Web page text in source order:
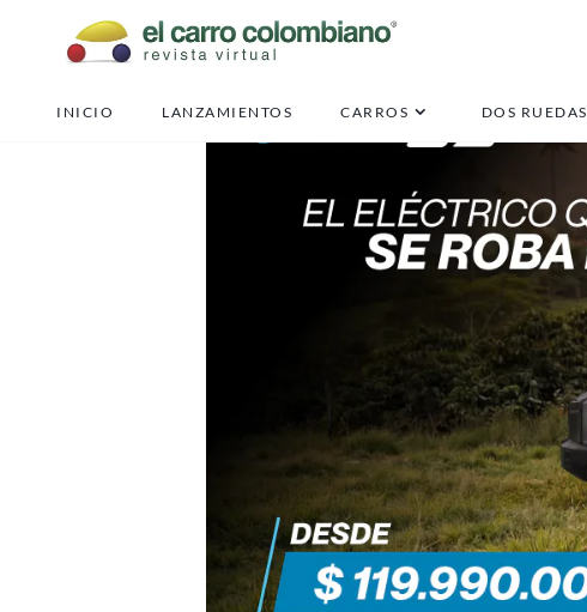
INICIO LANZAMIENTOS CARROS DOS RUEDAS